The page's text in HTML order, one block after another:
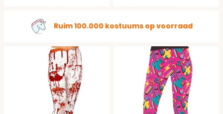
Ruim 100.000 kostuums op voorraad